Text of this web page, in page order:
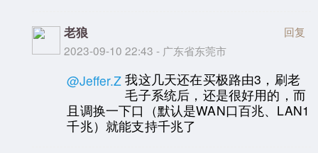
老狼
2023-09-10 22:43 - 广东省东莞市
回复
@Jeffer.Z 我这几天还在买极路由3，刷老
毛子系统后，还是很好用的，而
且调换一下口（默认是WAN口百兆、LAN1
千兆）就能支持千兆了